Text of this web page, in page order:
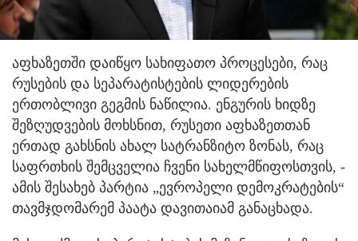
აფხაზეთში დაიწყო სახიფათო პროცესები, რაც
რუსების და სეპარატისტების ლიდერების
ერთობლივი გეგმის ნაწილია. ენგურის ხიდზე
შეზღუდვების მოხსნით, რუსეთი აფხაზეთთან
ერთად გახსნის ახალ სატრანზიტო ზონას, რაც
საფრთხის შემცველია ჩვენი სახელმწიფოსთვის, -
ამის შესახებ პარტია „ევროპელი დემოკრატების“
თავმჯდომარემ პაატა დავითაიამ განაცხადა.